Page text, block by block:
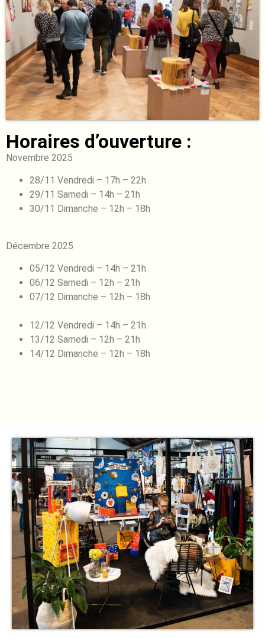
Horaires d’ouverture :
Novembre 2025
28/11 Vendredi – 17h – 22h
29/11 Samedi – 14h – 21h
30/11 Dimanche – 12h – 18h
Décembre 2025
05/12 Vendredi – 14h – 21h
06/12 Samedi – 12h – 21h
07/12 Dimanche – 12h – 18h
12/12 Vendredi – 14h – 21h
13/12 Samedi – 12h – 21h
14/12 Dimanche – 12h – 18h